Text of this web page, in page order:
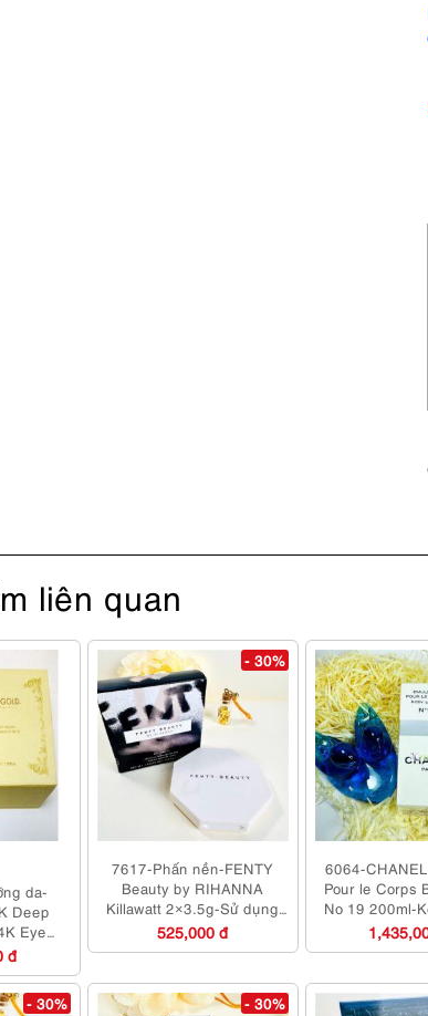
liên quan
da-
Deep
Eye
đ
- 30%
7617-Phấn nền-FENTY
Beauty by RIHANNA
Killawatt 2×3.5g-Sử dụng
rất ít
525,000 đ
6064-
Pour le Corps
No 19 200ml-
thể
- 30% - 30%